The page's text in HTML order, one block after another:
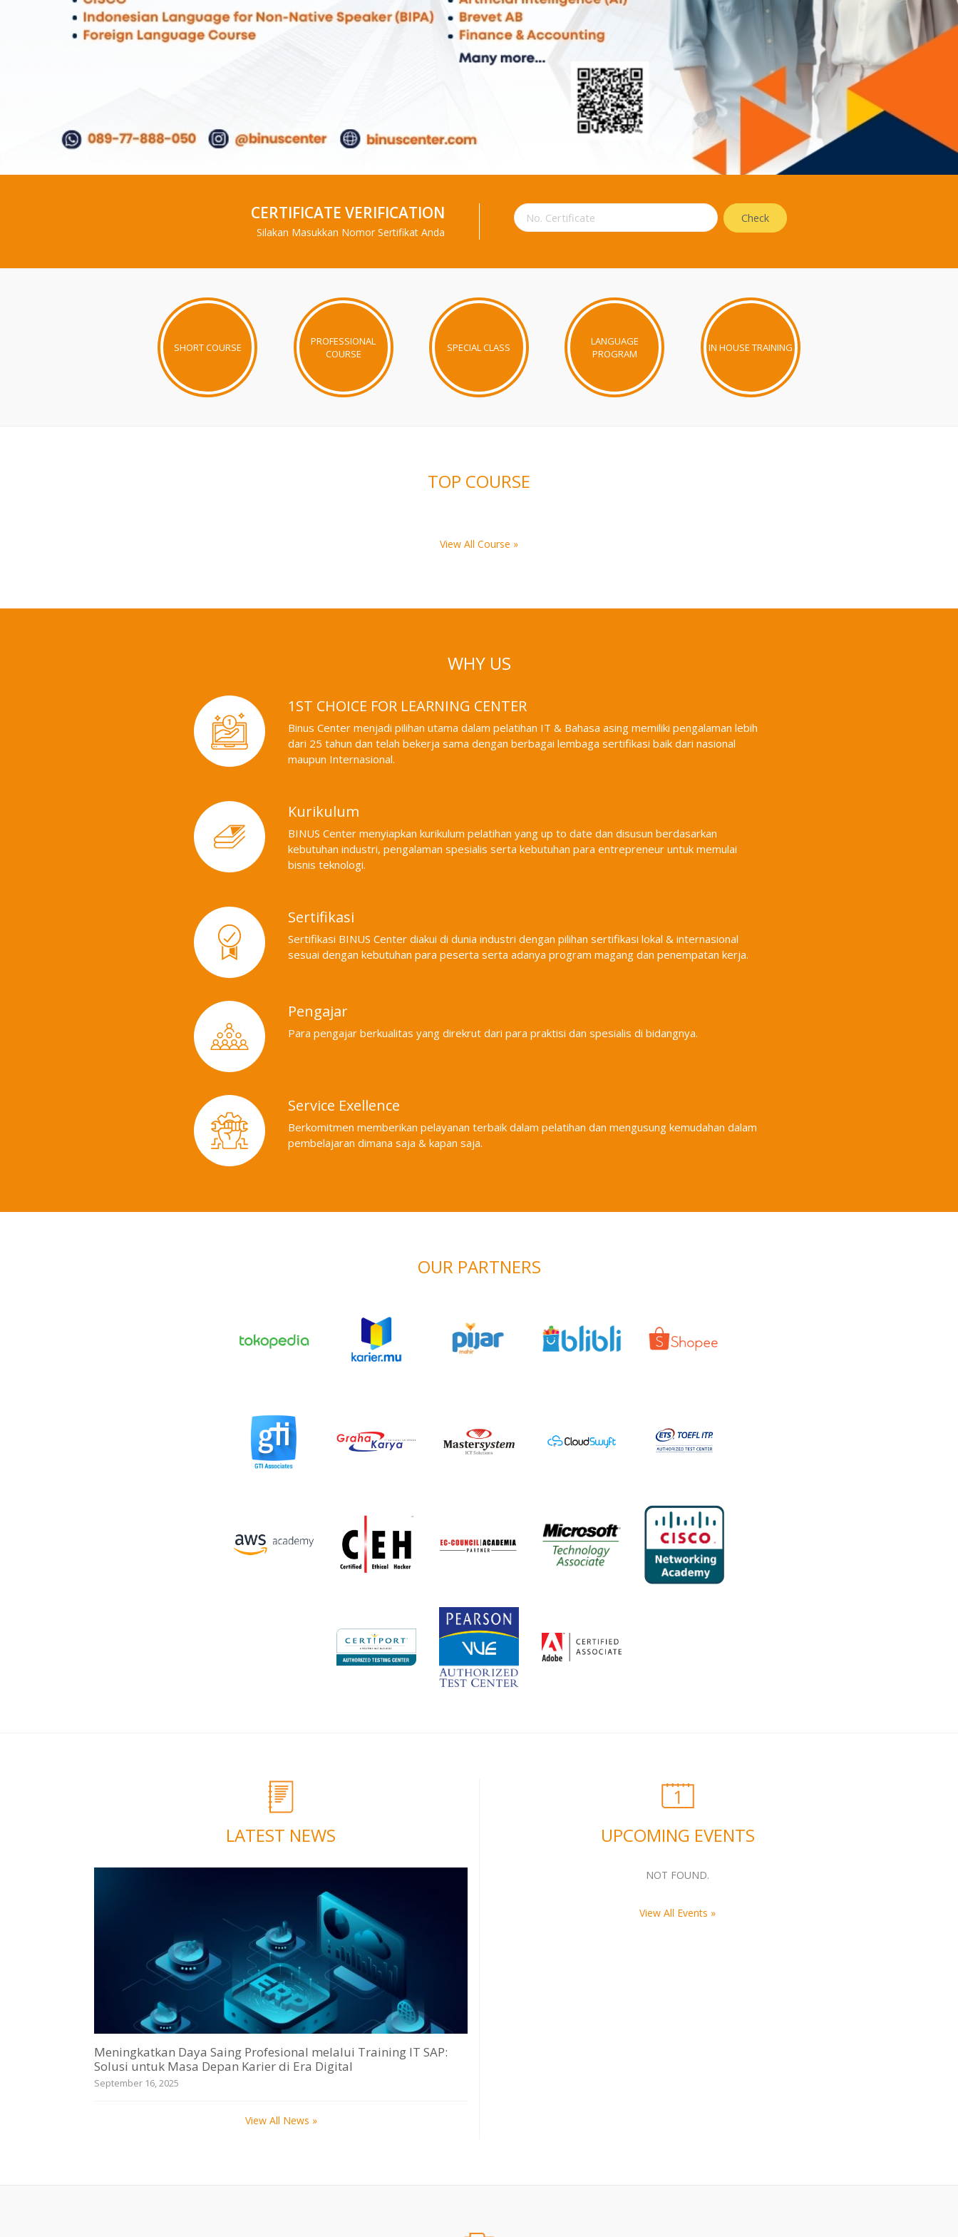
CERTIFICATE VERIFICATION
Silakan Masukkan Nomor Sertifikat Anda
Check
SHORT COURSE
PROFESSIONAL
COURSE
SPECIAL CLASS
LANGUAGE
PROGRAM
IN HOUSE TRAINING
TOP COURSE
View All Course »
WHY US
1ST CHOICE FOR LEARNING CENTER
Binus Center menjadi pilihan utama dalam pelatihan IT & Bahasa asing memiliki pengalaman lebih
dari 25 tahun dan telah bekerja sama dengan berbagai lembaga sertifikasi baik dari nasional
maupun Internasional.
Kurikulum
BINUS Center menyiapkan kurikulum pelatihan yang up to date dan disusun berdasarkan
kebutuhan industri, pengalaman spesialis serta kebutuhan para entrepreneur untuk memulai
bisnis teknologi.
Sertifikasi
Sertifikasi BINUS Center diakui di dunia industri dengan pilihan sertifikasi lokal & internasional
sesuai dengan kebutuhan para peserta serta adanya program magang dan penempatan kerja.
Pengajar
Para pengajar berkualitas yang direkrut dari para praktisi dan spesialis di bidangnya.
Service Exellence
Berkomitmen memberikan pelayanan terbaik dalam pelatihan dan mengusung kemudahan dalam
pembelajaran dimana saja & kapan saja.
OUR PARTNERS
LATEST NEWS
Meningkatkan Daya Saing Profesional melalui Training IT SAP:
Solusi untuk Masa Depan Karier di Era Digital
September 16, 2025
View All News »
UPCOMING EVENTS
NOT FOUND.
View All Events »